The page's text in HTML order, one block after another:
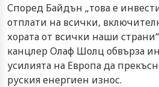
Според Байдън „това е
отплати на всички,
хората от всички наши
канцлер Олаф Шолц обвърза
усилията на Европа да
руския енергиен износ.